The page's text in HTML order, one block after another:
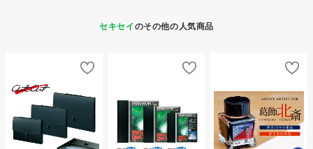
セキセイのその他の人気商品